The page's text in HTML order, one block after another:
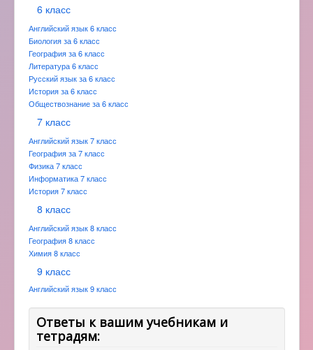
6 класс
Английский язык 6 класс
Биология за 6 класс
География за 6 класс
Литература 6 класс
Русский язык за 6 класс
История за 6 класс
Обществознание за 6 класс
7 класс
Английский язык 7 класс
География за 7 класс
Физика 7 класс
Информатика 7 класс
История 7 класс
8 класс
Английский язык 8 класс
География 8 класс
Химия 8 класс
9 класс
Английский язык 9 класс
Ответы к вашим учебникам и
тетрадям: